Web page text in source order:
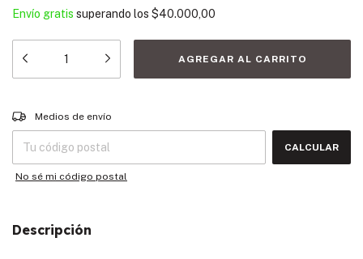
Envío gratis superando los $40.000,00
Entregas para el CP:
Medios de envío
CALCULAR
No sé mi código postal
Descripción